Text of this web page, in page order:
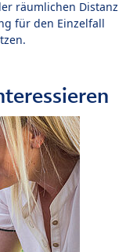
räumlichen Distanz
für den Einzelfall